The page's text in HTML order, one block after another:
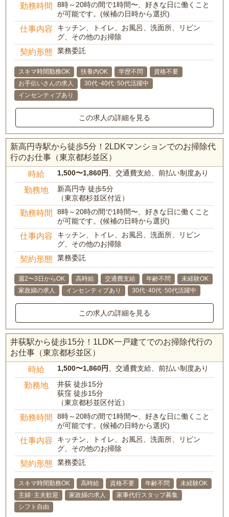
勤務時間
8時～20時の間で1時間〜、好きな日に働くこと
が可能です。(候補の日時から選択)
仕事内容
キッチン、トイレ、お風呂、洗面所、リビン
グ、その他のお掃除
契約形態 業務委託
スキマ時間勤務OK 扶養内OK 学歴不問
資格不要
お手伝いさんの求人
30代･40代･50代活躍中
インセンティブあり
この求人の詳細を見る
新高円寺駅から徒歩5分！2LDKマンションでのお掃除代
行のお仕事（東京都杉並区）
時給 1,500〜1,860円 、交通費支給、前払い制度あり
勤務地
新高円寺 徒歩5分
（東京都杉並区付近）
勤務時間
8時～20時の間で1時間〜、好きな日に働くこと
が可能です。(候補の日時から選択)
仕事内容
キッチン、トイレ、お風呂、洗面所、リビン
グ、その他のお掃除
契約形態 業務委託
週2〜3日からOK 高時給 交通費支給 年齢不問
未経験OK
家政婦の求人
インセンティブあり 30代･40代･50代活躍中
この求人の詳細を見る
井荻駅から徒歩15分！1LDK一戸建てでのお掃除代行の
お仕事（東京都杉並区）
時給 1,500〜1,860円 、交通費支給、前払い制度あり
勤務地
井荻 徒歩15分
荻窪 徒歩15分
（東京都杉並区付近）
勤務時間
8時～20時の間で1時間〜、好きな日に働くこと
が可能です。(候補の日時から選択)
仕事内容
キッチン、トイレ、お風呂、洗面所、リビン
グ、その他のお掃除
契約形態 業務委託
スキマ時間勤務OK 高時給 資格不要 年齢不問
未経験OK
主婦･主夫歓迎
家政婦の求人
家事代行スタッフ募集
シフト自由